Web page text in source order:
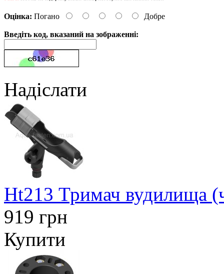
Оцінка: Погано Добре
Введіть код, вказаний на зображенні:
Надіслати
Ht213 Тримач вудилища
919 грн
Купити